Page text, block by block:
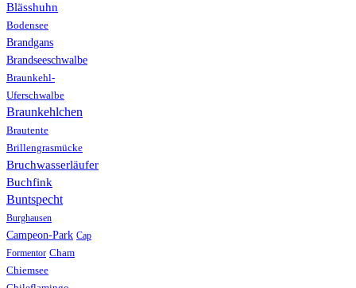
Blässhuhn
Bodensee
Brandgans
Brandseeschwalbe
Braunkehl-
Uferschwalbe
Braunkehlchen
Brautente
Brillengrasmücke
Bruchwasserläufer
Buchfink
Buntspecht
Burghausen
Campeon-Park Cap
Formentor Cham
Chiemsee